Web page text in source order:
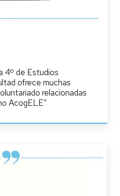
4º de Estudios
ofrece muchas
relacionadas
AcogELE”